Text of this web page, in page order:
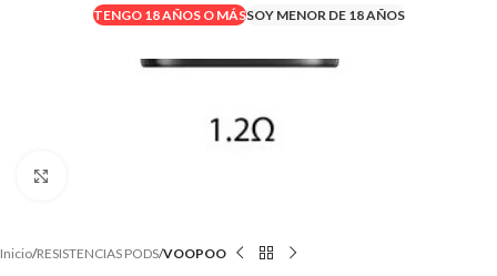
TENGO 18 AÑOS O MÁSSOY MENOR DE 18 AÑOS
Inicio RESISTENCIAS PODS VOOPOO